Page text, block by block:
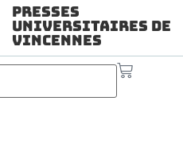
Presses
Universitaires de
Vincennes